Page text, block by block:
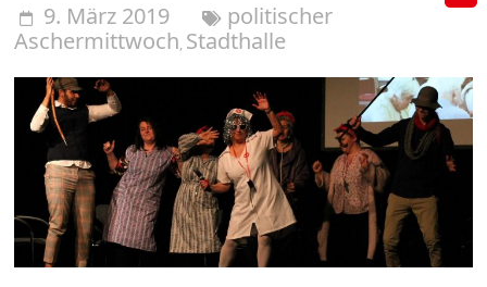
9. März 2019
politischer
Aschermittwoch, Stadthalle